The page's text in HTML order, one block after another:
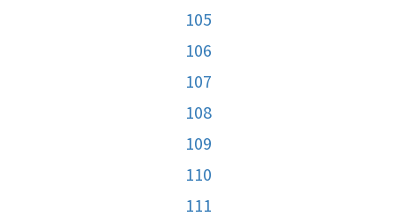
105
106
107
108
109
110
111